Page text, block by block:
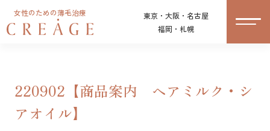
女性のための薄毛治療
東京・大阪・名古屋
福岡・札幌
220902【商品案内 ヘアミルク・シ
アオイル】